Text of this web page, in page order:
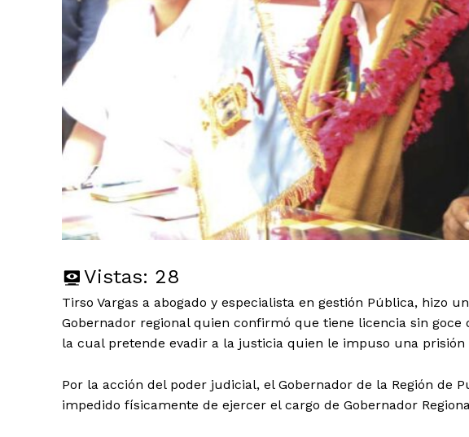
Vistas: 28
Tirso Vargas a abogado y especialista en gestión Pública, hizo
Gobernador regional quien confirmó que tiene licencia sin goce
la cual pretende evadir a la justicia quien le impuso una prisión
Por la acción del poder judicial, el Gobernador de la Región de
impedido físicamente de ejercer el cargo de Gobernador